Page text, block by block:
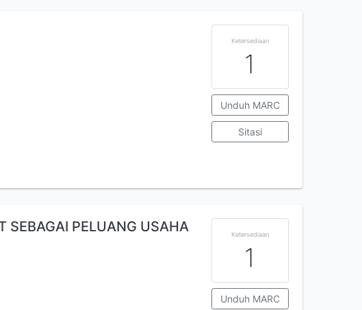
Ketersediaan
1
Unduh MARC
Sitasi
SEBAGAI PELUANG USAHA Ketersediaan
1
Unduh MARC